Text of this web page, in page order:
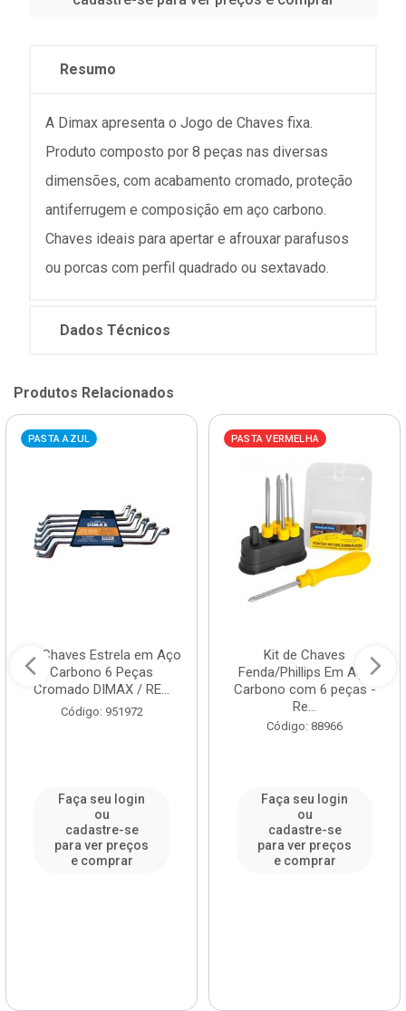
Resumo
A Dimax apresenta o Jogo de Chaves fixa.
Produto composto por 8 peças nas diversas
dimensões, com acabamento cromado, proteção
antiferrugem e composição em aço carbono.
Chaves ideais para apertar e afrouxar parafusos
ou porcas com perfil quadrado ou sextavado.
Dados Técnicos
Produtos Relacionados
PASTA AZUL
Kit Chaves Estrela em Aço
Carbono 6 Peças
Cromado DIMAX / RE...
Código: 951972
Faça seu login
ou
cadastre-se
para ver preços
e comprar
PASTA VERMELHA
Kit de Chaves
Fenda/Phillips Em Aço
Carbono com 6 peças -
Re...
Código: 88966
Faça seu login
ou
cadastre-se
para ver preços
e comprar